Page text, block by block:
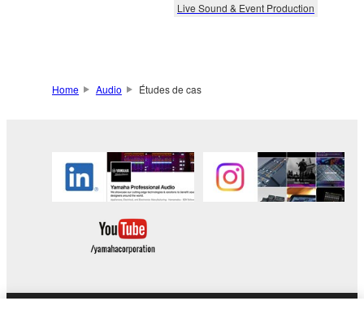
Live Sound & Event Production
Home Audio Études de cas